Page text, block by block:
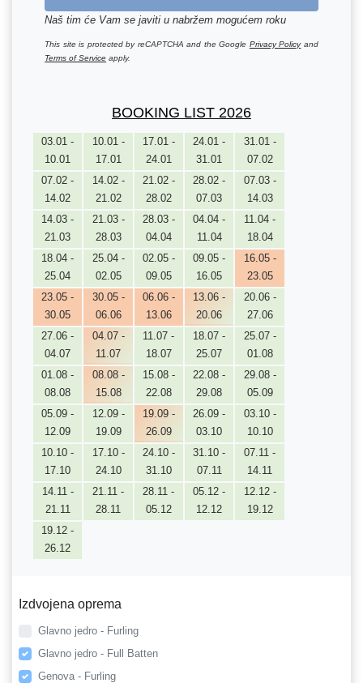
Naš tim će Vam se javiti u nabržem mogućem roku
This site is protected by reCAPTCHA and the Google Privacy Policyand
Terms of Service apply.
BOOKING LIST 2026
03.01 -
10.01
10.01 -
17.01
17.01 -
24.01
24.01 -
31.01
31.01 -
07.02
07.02 -
14.02
14.02 -
21.02
21.02 -
28.02
28.02 -
07.03
07.03 -
14.03
14.03 -
21.03
21.03 -
28.03
28.03 -
04.04
04.04 -
11.04
11.04 -
18.04
18.04 -
25.04
25.04 -
02.05
02.05 -
09.05
09.05 -
16.05
16.05 -
23.05
23.05 -
30.05
30.05 -
06.06
06.06 -
13.06
13.06 -
20.06
20.06 -
27.06
27.06 -
04.07
04.07 -
11.07
11.07 -
18.07
18.07 -
25.07
25.07 -
01.08
01.08 -
08.08
08.08 -
15.08
15.08 -
22.08
22.08 -
29.08
29.08 -
05.09
05.09 -
12.09
12.09 -
19.09
19.09 -
26.09
26.09 -
03.10
03.10 -
10.10
10.10 -
17.10
17.10 -
24.10
24.10 -
31.10
31.10 -
07.11
07.11 -
14.11
14.11 -
21.11
21.11 -
28.11
28.11 -
05.12
05.12 -
12.12
12.12 -
19.12
19.12 -
26.12
Izdvojena oprema
Glavno jedro - Furling
Glavno jedro - Full Batten
Genova - Furling